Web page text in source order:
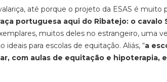
até porque o projeto da ESAS é muito
portuguesa aqui do Ribatejo: o cavalo
muitos deles no estrangeiro, uma
para escolas de equitação. Aliás, “a
com aulas de equitação e hipoterapia,